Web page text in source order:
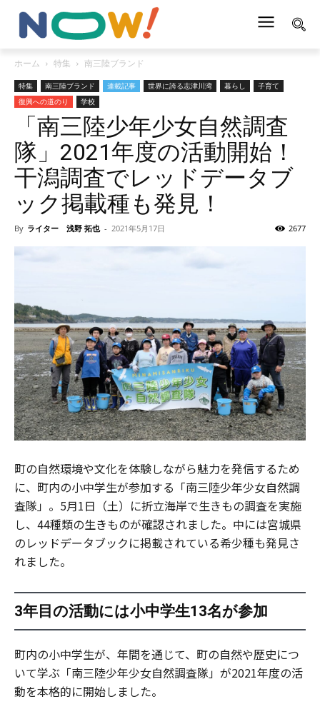
ホーム 特集 南三陸ブランド
特集 南三陸ブランド 連載記事 世界に誇る志津川湾 暮らし
子育て
復興への道のり
学校
「南三陸少年少女自然調査
隊」2021年度の活動開始！
干潟調査でレッドデータブ
ック掲載種も発見！
By ライター 浅野 拓也 - 2021年5月17日 2677
町の自然環境や文化を体験しながら魅力を発信するため
に、町内の小中学生が参加する「南三陸少年少女自然調
査隊」。5月1日（土）に折立海岸で生きもの調査を実施
し、44種類の生きものが確認されました。中には宮城県
のレッドデータブックに掲載されている希少種も発見さ
れました。
3年目の活動には小中学生13名が参加
町内の小中学生が、年間を通じて、町の自然や歴史につ
いて学ぶ「南三陸少年少女自然調査隊」が2021年度の活
動を本格的に開始しました。